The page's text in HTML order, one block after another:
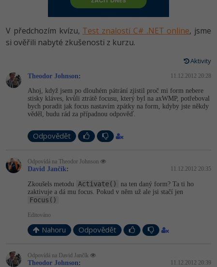
HTML5, CSS3, Bootstrap, SEO
SQL a databáze
UML a návrhové vzory
React
Spring
Best practices
PHP
JavaScript
HTML / CSS
UML a návrhové vzory
MySQL/MariaDB
MS-SQL
SQLite
Vývojář mobilních aplikací
Specialista na AI a bigdata
Webdesigner
Tester
Systémový administrátor
Grafik / UX/UI návrhář
3D grafik
Projektový manažer
Databázový analytik
Copywriter
WordPress specialista
-80%
JavaScript -80%
C++ -80%
Swift -80%
-80%
-80%
VB.NET
SQL
Návrh SW
Algoritmy -41%
Umělá inteligence (AI)
V předchozím kvízu, Test znalostí C# .NET online, jsme
si ověřili nabyté zkušenosti z kurzu.
Aktivity
Theodor Johnson: 11.12.2012 20:28
Ahoj, když jsem po dlouhém pátrání zjistil proč mi form nebere
stisky kláves, kvůli ztrátě focusu, který byl na axWMP, potřeboval
bych poradit jak focus nastavím zpátky na form, kdyby jste někdy
věděl, budu rád za případnou odpověď.
Odpovědět
Odpovídá na Theodor Johnson
David Jančík: 11.12.2012 20:35
Zkoušels metodu Activate()
na ten daný form? Ta ti ho
zaktivuje a dá mu focus. Pokud v něm už ale jsi stačí jen
Focus()
Editováno
Nahoru Odpovědět
Odpovídá na David Jančík
Theodor Johnson: 11.12.2012 20:39